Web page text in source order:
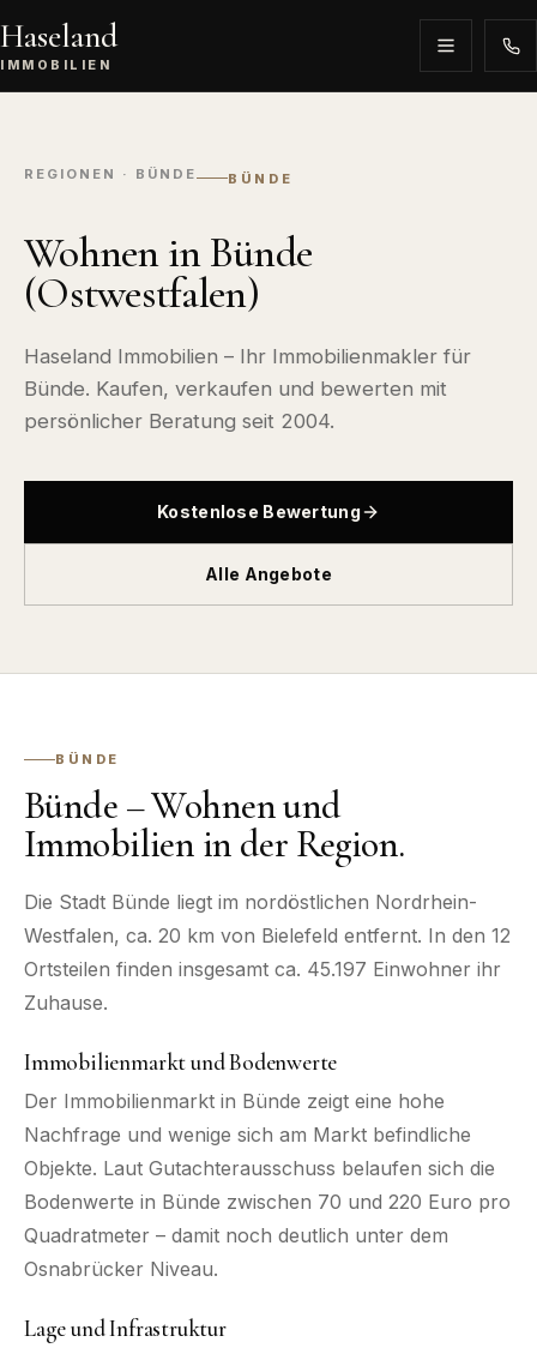
Haseland
IMMOBILIEN
REGIONEN · BÜNDE BÜNDE
Wohnen in Bünde
(Ostwestfalen)
Haseland Immobilien – Ihr Immobilienmakler für
Bünde. Kaufen, verkaufen und bewerten mit
persönlicher Beratung seit 2004.
Kostenlose Bewertung
Alle Angebote
BÜNDE
Bünde – Wohnen und
Immobilien in der Region.
Die Stadt Bünde liegt im nordöstlichen Nordrhein-
Westfalen, ca. 20 km von Bielefeld entfernt. In den 12
Ortsteilen finden insgesamt ca. 45.197 Einwohner ihr
Zuhause.
Immobilienmarkt und Bodenwerte
Der Immobilienmarkt in Bünde zeigt eine hohe
Nachfrage und wenige sich am Markt befindliche
Objekte. Laut Gutachterausschuss belaufen sich die
Bodenwerte in Bünde zwischen 70 und 220 Euro pro
Quadratmeter – damit noch deutlich unter dem
Osnabrücker Niveau.
Lage und Infrastruktur